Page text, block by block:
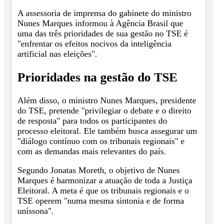
A assessoria de imprensa do gabinete do ministro
Nunes Marques informou à Agência Brasil que
uma das três prioridades de sua gestão no TSE é
"enfrentar os efeitos nocivos da inteligência
artificial nas eleições".
Prioridades na gestão do TSE
Além disso, o ministro Nunes Marques, presidente
do TSE, pretende "privilegiar o debate e o direito
de resposta" para todos os participantes do
processo eleitoral. Ele também busca assegurar um
"diálogo contínuo com os tribunais regionais" e
com as demandas mais relevantes do país.
Segundo Jonatas Moreth, o objetivo de Nunes
Marques é harmonizar a atuação de toda a Justiça
Eleitoral. A meta é que os tribunais regionais e o
TSE operem "numa mesma sintonia e de forma
uníssona".